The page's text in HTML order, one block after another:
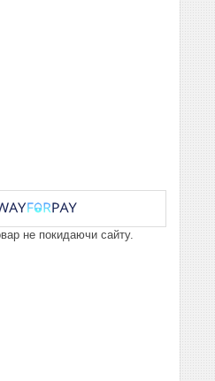
не покидаючи сайту.